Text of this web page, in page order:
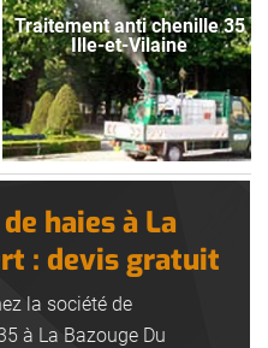
Traitement anti chenille 35
Ille-et-Vilaine
haies à La
: devis gratuit
la société de
à La Bazouge Du